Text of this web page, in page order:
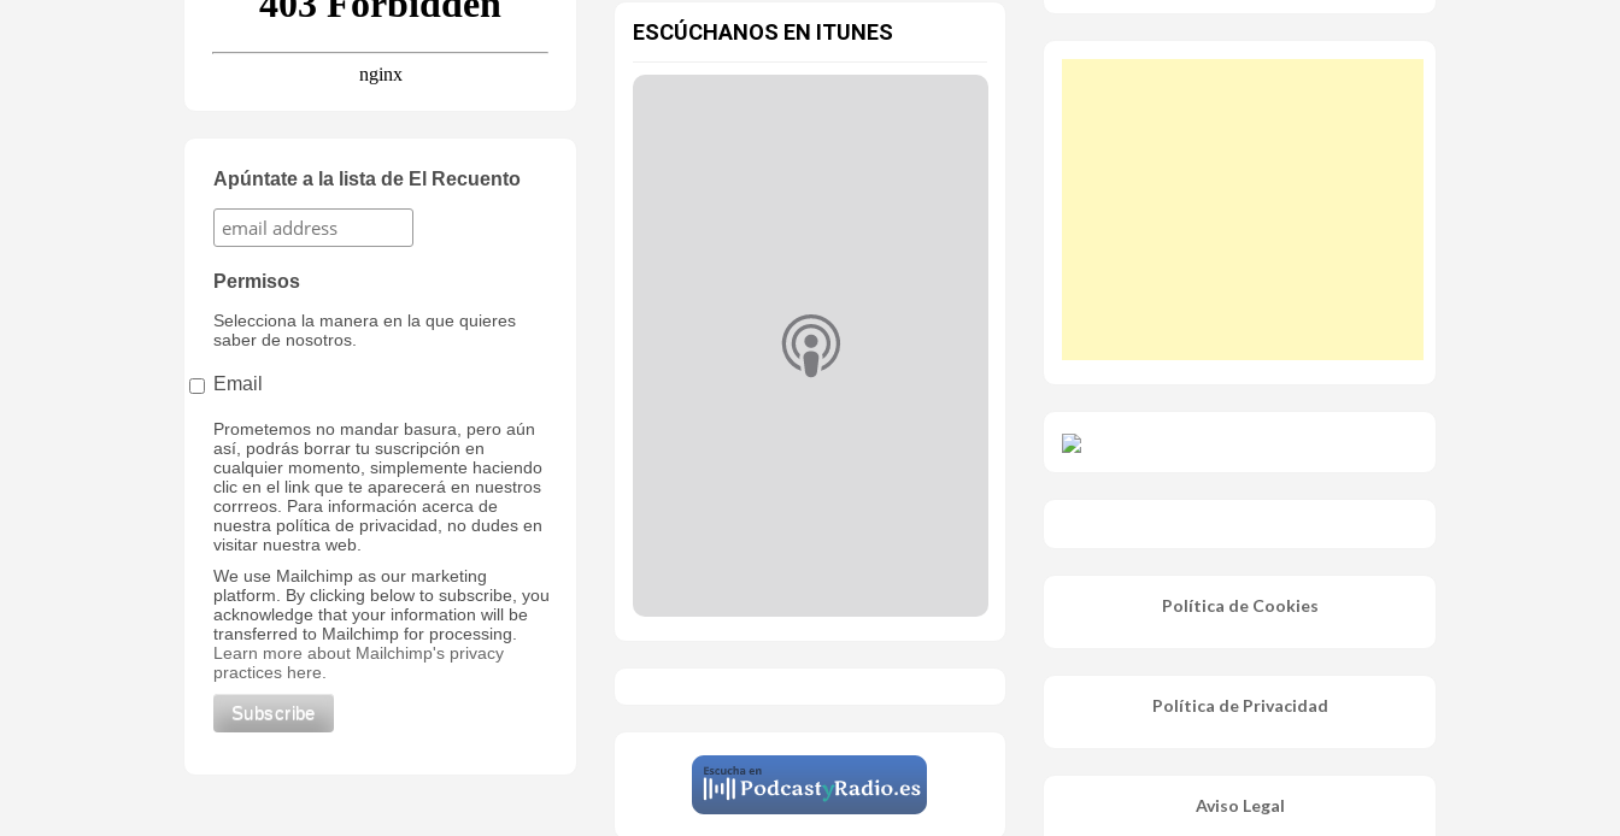
Apúntate a la lista de El Recuento
Permisos
Selecciona la manera en la que quieres
saber de nosotros.
Email
Prometemos no mandar basura, pero aún
así, podrás borrar tu suscripción en
cualquier momento, simplemente haciendo
clic en el link que te aparecerá en nuestros
corrreos. Para información acerca de
nuestra política de privacidad, no dudes en
visitar nuestra web.
We use Mailchimp as our marketing
platform. By clicking below to subscribe, you
acknowledge that your information will be
transferred to Mailchimp for processing.
Learn more about Mailchimp's privacy
practices here.
ESCÚCHANOS EN ITUNES
Política de Cookies
Política de Privacidad
Aviso Legal